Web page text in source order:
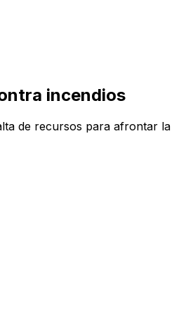
incendios
de recursos para afrontar la